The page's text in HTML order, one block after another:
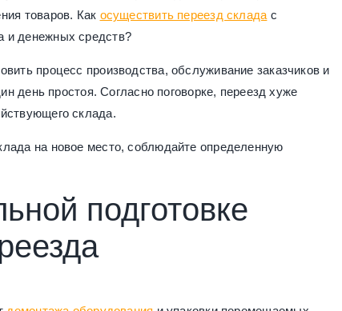
товаров. Как осуществить переезд склада с
и денежных средств?
процесс производства, обслуживание заказчиков и
день простоя. Согласно поговорке, переезд хуже
склада.
на новое место, соблюдайте определенную
подготовке